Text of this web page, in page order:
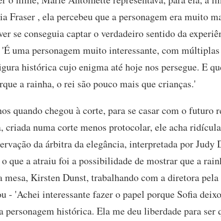
Fraser , ela percebeu que a personagem era muito
se conseguia captar o verdadeiro sentido da
uma personagem muito interessante, com
histórica cujo enigma até hoje nos persegue. E
a rainha, o rei são pouco mais que crianças.'
quando chegou à corte, para se casar com o
criada numa corte menos protocolar, ele acha
da árbitra da elegância, interpretada por Judy
que a atraiu foi a possibilidade de mostrar que a
Kirsten Dunst, trabalhando com a diretora pela
- 'Achei interessante fazer o papel porque Sofia
personagem histórica. Ela me deu liberdade para